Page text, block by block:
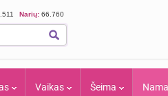
Narių: 66.760
Vaikas Šeima